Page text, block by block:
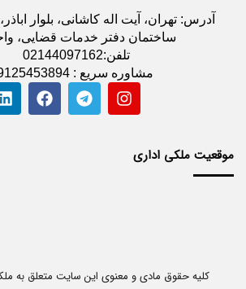
آدرس: تهران، آیت اله کاشانی، بلوار
تلفن:02144097162
مشاوره سریع : 09125453894
موقعیت ملکی اداری
کلیه حقوق مادی و معنوی این سایت متعلق به